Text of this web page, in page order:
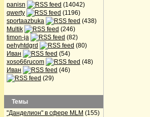
panisn
(14042)
qwerty
(1196)
sportaazbuka
(438)
Multik
(246)
timon-ja
(82)
pehyhtdgrd
(80)
Иван
(54)
xoso66rucom
(48)
Иван
(46)
(29)
Темы
"Данделион" в сфере MLM (155)